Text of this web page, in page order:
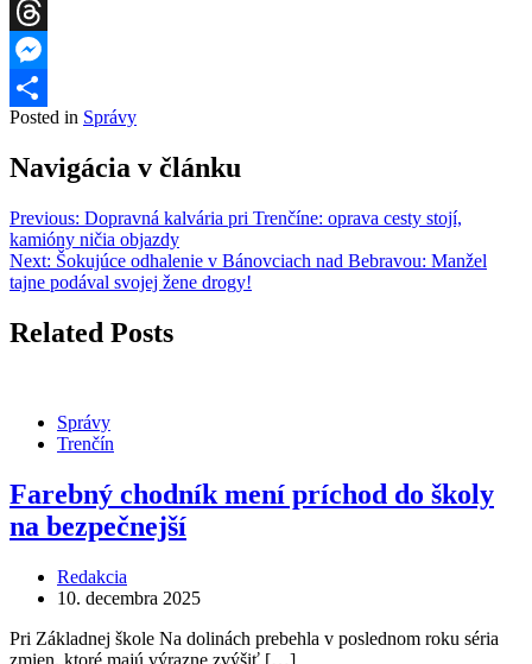
WhatsApp
Threads
Messenger
Share
Posted in Správy
Navigácia v článku
Previous: Dopravná kalvária pri Trenčíne: oprava cesty stojí,
kamióny ničia objazdy
Next: Šokujúce odhalenie v Bánovciach nad Bebravou: Manžel
tajne podával svojej žene drogy!
Related Posts
Správy
Trenčín
Farebný chodník mení príchod do školy
na bezpečnejší
Redakcia
10. decembra 2025
Pri Základnej škole Na dolinách prebehla v poslednom roku séria